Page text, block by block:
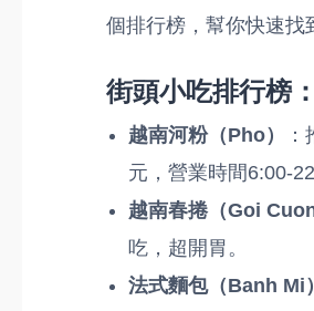
個排行榜，幫你快速找
街頭小吃排行榜
越南河粉（Pho）
元，營業時間6:00-
越南春捲（Goi Cuon
吃，超開胃。
法式麵包（Banh Mi）